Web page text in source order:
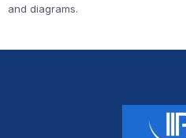
and diagrams.